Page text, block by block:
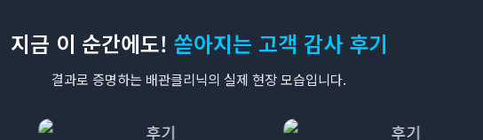
지금 이 순간에도! 쏟아지는 고객 감사 후기
결과로 증명하는 배관클리닉의 실제 현장 모습입니다.